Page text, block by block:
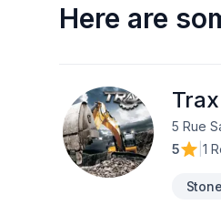
Here are
5 Rue
5
1